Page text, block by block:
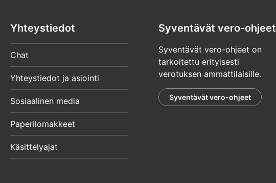
Yhteystiedot
Chat
Yhteystiedot ja asiointi
Sosiaalinen media
Paperilomakkeet
Käsittelyajat
Syventävät vero-ohjeet
Syventävät vero-ohjeet on
tarkoitettu erityisesti
verotuksen ammattilaisille.
Syventävät vero-ohjeet